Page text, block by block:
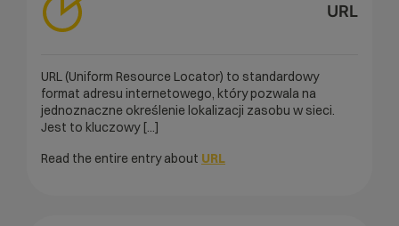
URL
URL (Uniform Resource Locator) to standardowy
format adresu internetowego, który pozwala na
jednoznaczne określenie lokalizacji zasobu w sieci.
Jest to kluczowy [...]
Read the entire entry about URL